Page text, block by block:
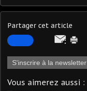
Partager cet article
S'inscrire à la newsletter
Vous aimerez aussi :